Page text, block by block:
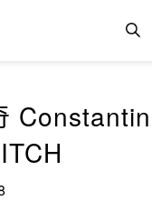
Constantin